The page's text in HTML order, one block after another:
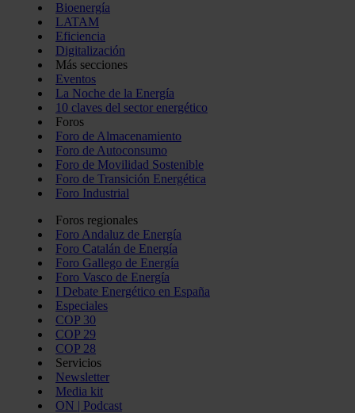
Bioenergía
LATAM
Eficiencia
Digitalización
Más secciones
Eventos
La Noche de la Energía
10 claves del sector energético
Foros
Foro de Almacenamiento
Foro de Autoconsumo
Foro de Movilidad Sostenible
Foro de Transición Energética
Foro Industrial
Foros regionales
Foro Andaluz de Energía
Foro Catalán de Energía
Foro Gallego de Energía
Foro Vasco de Energía
I Debate Energético en España
Especiales
COP 30
COP 29
COP 28
Servicios
Newsletter
Media kit
ON | Podcast